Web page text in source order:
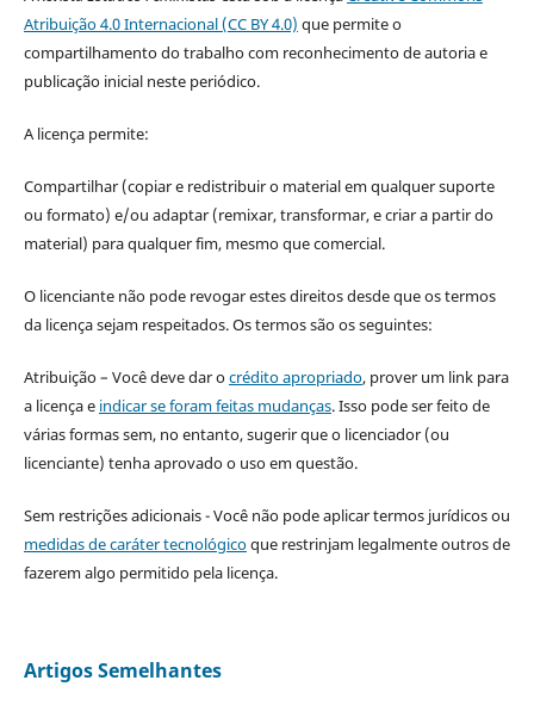
Atribuição 4.0 Internacional (CC BY 4.0) que permite o
compartilhamento do trabalho com reconhecimento de autoria e
publicação inicial neste periódico.
A licença permite:
Compartilhar (copiar e redistribuir o material em qualquer suporte
ou formato) e/ou adaptar (remixar, transformar, e criar a partir do
material) para qualquer fim, mesmo que comercial.
O licenciante não pode revogar estes direitos desde que os termos
da licença sejam respeitados. Os termos são os seguintes:
Atribuição – Você deve dar ocrédito apropriado, prover um link para
a licença e indicar se foram feitas mudanças. Isso pode ser feito de
várias formas sem, no entanto, sugerir que o licenciador (ou
licenciante) tenha aprovado o uso em questão.
Sem restrições adicionais - Você não pode aplicar termos jurídicos ou
medidas de caráter tecnológicoque restrinjam legalmente outros de
fazerem algo permitido pela licença.
Artigos Semelhantes